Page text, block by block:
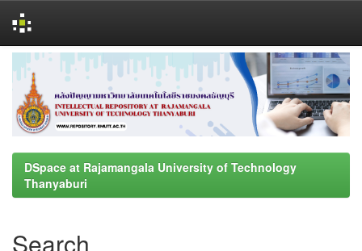
navigation
DSpace at Rajamangala University of Technology
Thanyaburi
Search